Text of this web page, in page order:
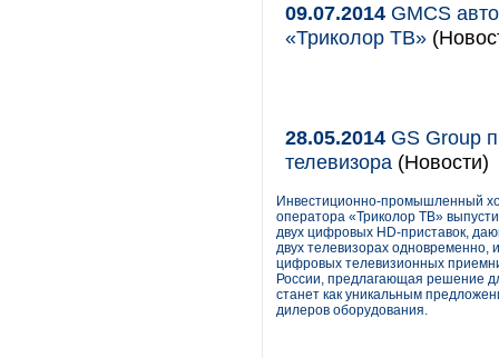
09.07.2014 GMCS
«Триколор ТВ»
28.05.2014 GS Group
телевизора (Новости)
Инвестиционно-промышленный
оператора «Триколор ТВ»
двух цифровых HD-приставок,
двух телевизорах одновременно,
цифровых телевизионных
России, предлагающая решение
станет как уникальным
дилеров оборудования.